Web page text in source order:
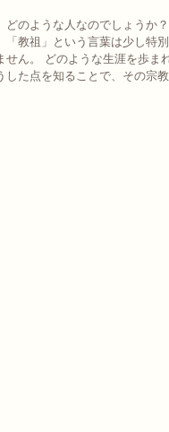
どのような人なのでしょうか
「教祖」という言葉は少し特
せん。 どのような生涯を歩ま
した点を知ることで、その宗教